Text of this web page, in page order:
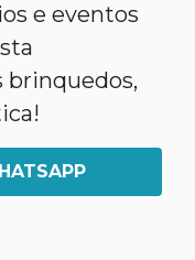
e eventos
brinquedos,